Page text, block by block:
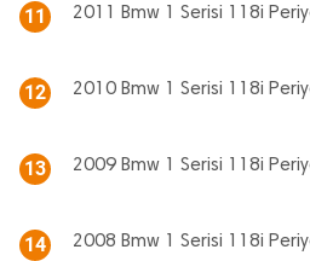
11 2011 Bmw 1 Serisi 118i
12 2010 Bmw 1 Serisi 118i
13 2009 Bmw 1 Serisi 118i
14 2008 Bmw 1 Serisi 118i